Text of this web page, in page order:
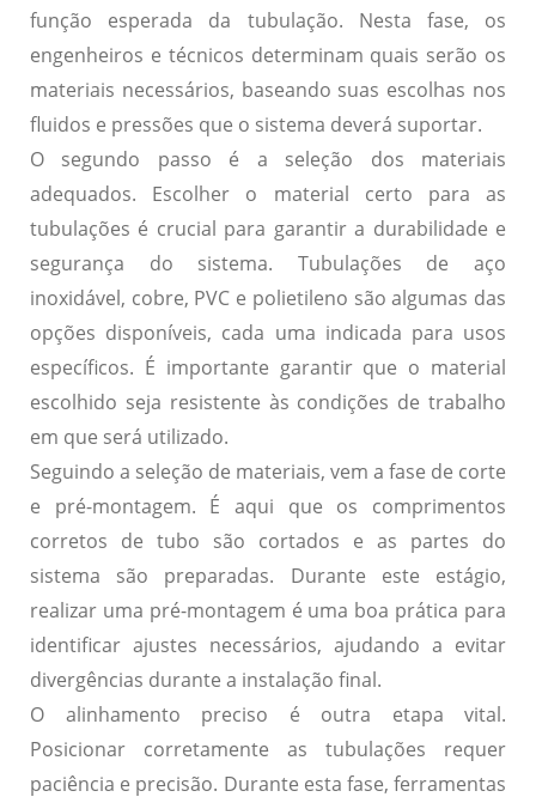
função esperada da tubulação. Nesta fase, os
engenheiros e técnicos determinam quais serão os
materiais necessários, baseando suas escolhas nos
fluidos e pressões que o sistema deverá suportar.
O segundo passo é a seleção dos materiais
adequados. Escolher o material certo para as
tubulações é crucial para garantir a durabilidade e
segurança do sistema. Tubulações de aço
inoxidável, cobre, PVC e polietileno são algumas das
opções disponíveis, cada uma indicada para usos
específicos. É importante garantir que o material
escolhido seja resistente às condições de trabalho
em que será utilizado.
Seguindo a seleção de materiais, vem a fase de corte
e pré-montagem. É aqui que os comprimentos
corretos de tubo são cortados e as partes do
sistema são preparadas. Durante este estágio,
realizar uma pré-montagem é uma boa prática para
identificar ajustes necessários, ajudando a evitar
divergências durante a instalação final.
O alinhamento preciso é outra etapa vital.
Posicionar corretamente as tubulações requer
paciência e precisão. Durante esta fase, ferramentas